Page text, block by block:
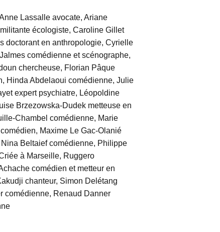
Lassalle avocate, Ariane
écologiste, Caroline Gillet
doctorant en anthropologie, Cyrielle
comédienne et scénographe,
chercheuse, Florian Pâque
Hinda Abdelaoui comédienne, Julie
expert psychiatre, Léopoldine
Brzezowska-Dudek metteuse en
Chambel comédienne, Marie
Maxime Le Gac-Olanié
Beltaief comédienne, Philippe
à Marseille, Ruggero
comédien et metteur en
chanteur, Simon Delétang
comédienne, Renaud Danner